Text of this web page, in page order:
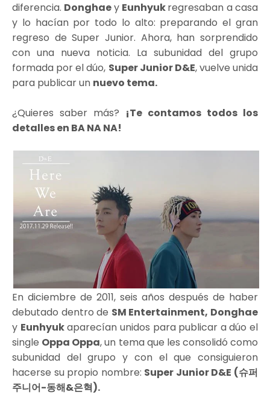
diferencia. Donghaey Eunhyukregresaban a casa
y lo hacían por todo lo alto: preparando el gran
regreso de Super Junior. Ahora, han sorprendido
con una nueva noticia. La subunidad del grupo
formada por el dúo, Super Junior D&E, vuelve unida
para publicar un nuevo tema.
¿Quieres saber más? ¡Te contamos todos los
detalles en BA NA NA!
En diciembre de 2011, seis años después de haber
debutado dentro de SM Entertainment, Donghae
y Eunhyukaparecían unidos para publicar a dúo el
single Oppa Oppa, un tema que les consolidó como
subunidad del grupo y con el que consiguieron
hacerse su propio nombre: Super Junior D&E (슈퍼
주니어-동해&은혁).